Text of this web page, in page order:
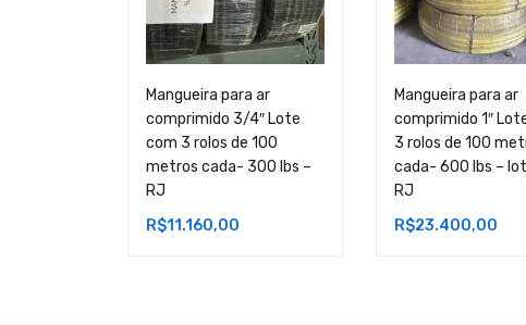
Mangueira para ar
comprimido 3/4″ Lote
com 3 rolos de 100
metros cada- 300 lbs –
RJ
R$11.160,00
Mangueira para ar
comprimido 1″
3 rolos de 100
cada- 600 lbs –
RJ
R$23.400,00